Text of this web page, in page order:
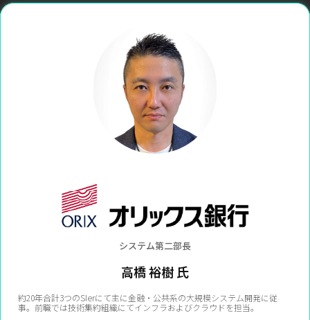
システム第二部長
高橋 裕樹 氏
約20年合計3つのSIerにて主に金融・公共系の大規模システム開発に従
事。前職では技術集約組織にてインフラおよびクラウドを担当。